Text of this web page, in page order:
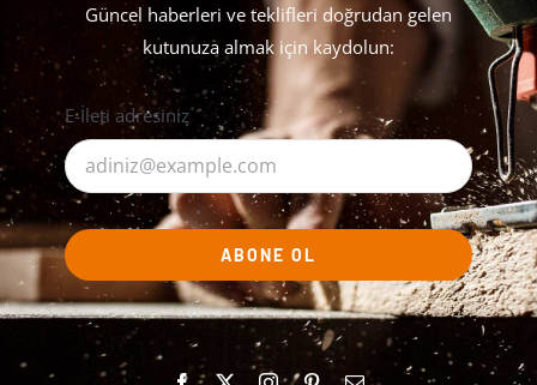
Güncel haberleri ve teklifleri doğrudan gelen
kutunuza almak için kaydolun:
E-İleti adresiniz
ABONE OL